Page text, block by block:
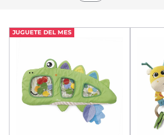
JUGUETE DEL MES